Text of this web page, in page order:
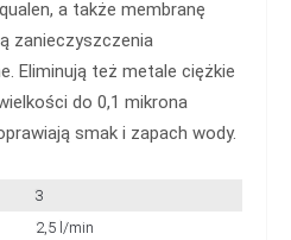
a także membranę
zanieczyszczenia
Eliminują też metale ciężkie
do 0,1 mikrona
smak i zapach wody.
3
2,5 l/min